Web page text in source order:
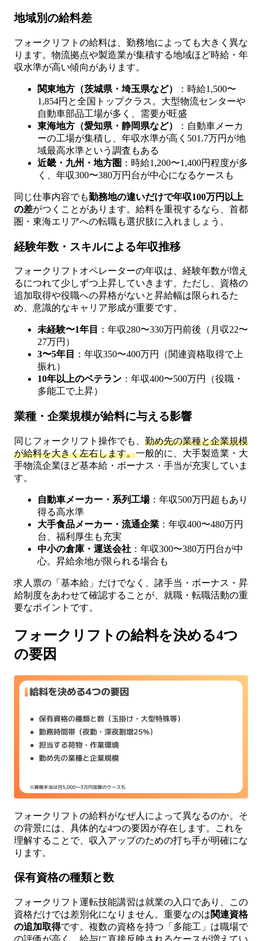
地域別の給料差
フォークリフトの給料は、勤務地によっても大きく異な
ります。物流拠点や製造業が集積する地域ほど時給・年
収水準が高い傾向があります。
関東地方（茨城県・埼玉県など）
：時給1,500〜
1,854円と全国トップクラス。大型物流センターや
自動車部品工場が多く、需要が旺盛
東海地方（愛知県・静岡県など）
：自動車メーカ
ーの工場が集積し、年収水準が高く501.7万円が地
域最高水準という調査もある
近畿・九州・地方圏 ：時給1,200〜1,400円程度が多
く、年収300〜380万円台が中心になるケースも
同じ仕事内容でも勤務地の違いだけで年収100万円以上
の差がつくことがあります。給料を重視するなら、首都
圏・東海エリアへの転職も選択肢に入れましょう。
経験年数・スキルによる年収推移
フォークリフトオペレーターの年収は、経験年数が増え
るにつれて少しずつ上昇していきます。ただし、資格の
追加取得や役職への昇格がないと昇給幅は限られるた
め、意識的なキャリア形成が重要です。
未経験〜1年目
：年収280〜330万円前後（月収22〜
27万円）
3〜5年目
：年収350〜400万円（関連資格取得で上
振れ）
10年以上のベテラン ：年収400〜500万円（役職・
多能工で上昇）
業種・企業規模が給料に与える影響
同じフォークリフト操作でも、 勤め先の業種と企業規模
が給料を大きく左右します。一般的に、大手製造業・大
手物流企業ほど基本給・ボーナス・手当が充実していま
す。
自動車メーカー・系列工場：年収500万円超もあり
得る高水準
大手食品メーカー・流通企業 ：年収400〜480万円
台、福利厚生も充実
中小の倉庫・運送会社 ：年収300〜380万円台が中
心。昇給余地が限られる場合も
求人票の「基本給」だけでなく、諸手当・ボーナス・昇
給制度をあわせて確認することが、就職・転職活動の重
要なポイントです。
フォークリフトの給料を決める4つ
の要因
フォークリフトの給料がなぜ人によって異なるのか。そ
の背景には、具体的な4つの要因が存在します。これを
理解することで、収入アップのための打ち手が明確にな
ります。
保有資格の種類と数
フォークリフト運転技能講習は就業の入口であり、この
資格だけでは差別化になりません。重要なのは関連資格
の追加取得です。複数の資格を持つ「多能工」は職場で
の評価が高く、給与に直接反映されるケースが増えてい